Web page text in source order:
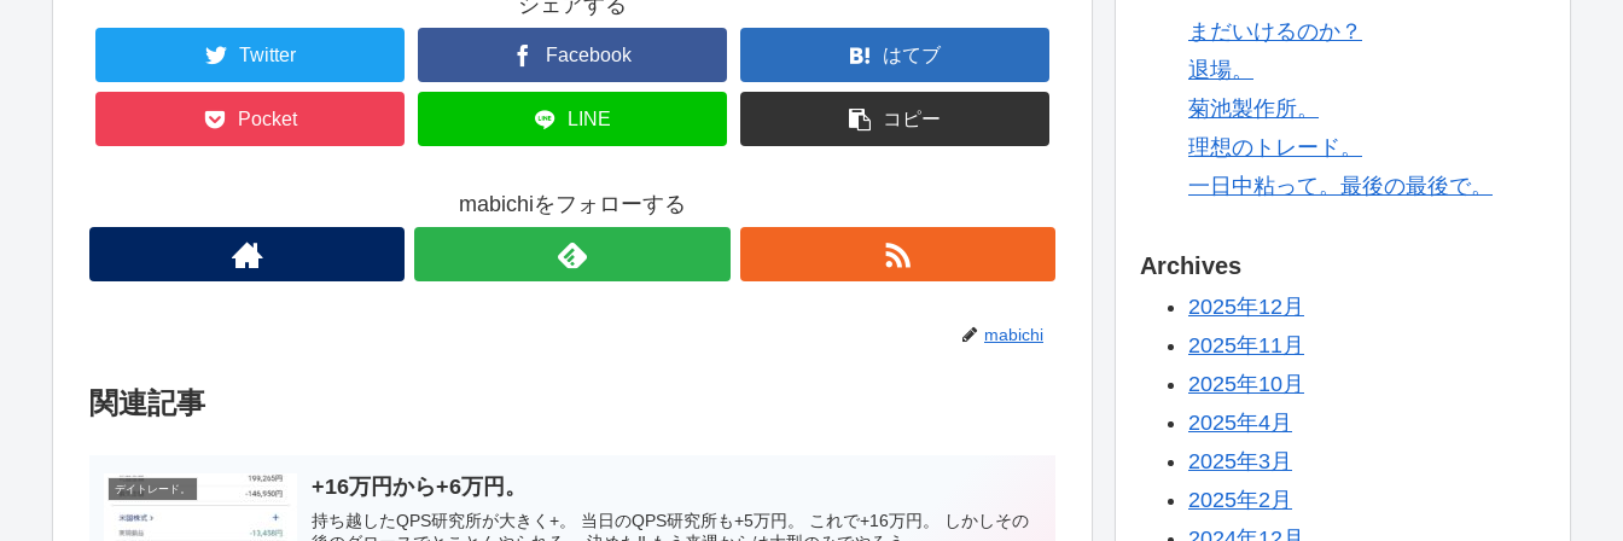
シェアする
Twitter Facebook はてブ
Pocket LINE コピー
mabichiをフォローする
mabichi
関連記事
デイトレード。 +16万円から+6万円。
持ち越したQPS研究所が大きく+。 当日のQPS研究所も+5万円。 これで+16万円。 しかしその
まだいけるのか？
退場。
菊池製作所。
理想のトレード。
一日中粘って。最後の最後で。
Archives
2025年12月
2025年11月
2025年10月
2025年4月
2025年3月
2025年2月